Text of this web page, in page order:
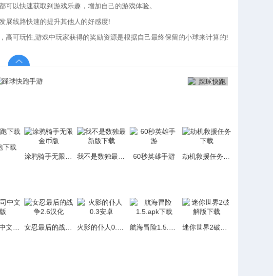
以快速获取到游戏乐趣，增加自己的游戏体验。
展线路快速的提升其他人的好感度!
可玩性,游戏中玩家获得的奖励资源是根据自己最终保留的小球来计算的!
下载
60秒英雄手游